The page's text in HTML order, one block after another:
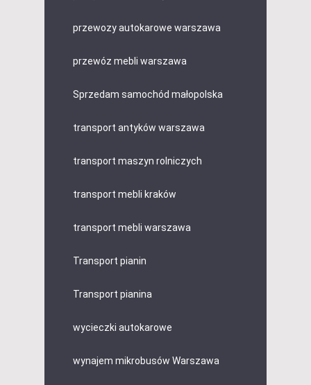
przewozy autokarowe warszawa
przewóz mebli warszawa
Sprzedam samochód małopolska
transport antyków warszawa
transport maszyn rolniczych
transport mebli kraków
transport mebli warszawa
Transport pianin
Transport pianina
wycieczki autokarowe
wynajem mikrobusów Warszawa